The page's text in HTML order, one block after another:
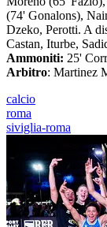
(74' Gonalons),
Dzeko, Perotti. A
Castan, Iturbe,
Ammoniti: 25'
Arbitro: Martinez
calcio
roma
siviglia-roma